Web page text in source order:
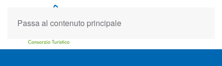
Passa al contenuto principale